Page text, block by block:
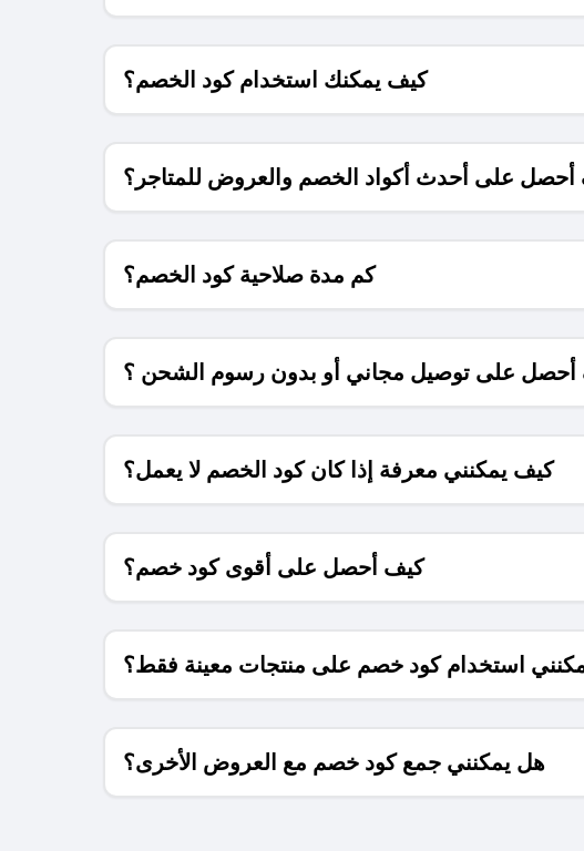
كيف يمكنك استخدام كود الخصم؟
على أحدث أكواد الخصم والعروض للمتاجر؟
كم مدة صلاحية كود الخصم؟
على توصيل مجاني أو بدون رسوم الشحن ؟
كيف يمكنني معرفة إذا كان كود الخصم لا يعمل؟
كيف أحصل على أقوى كود خصم؟
استخدام كود خصم على منتجات معينة فقط؟
هل يمكنني جمع كود خصم مع العروض الأخرى؟